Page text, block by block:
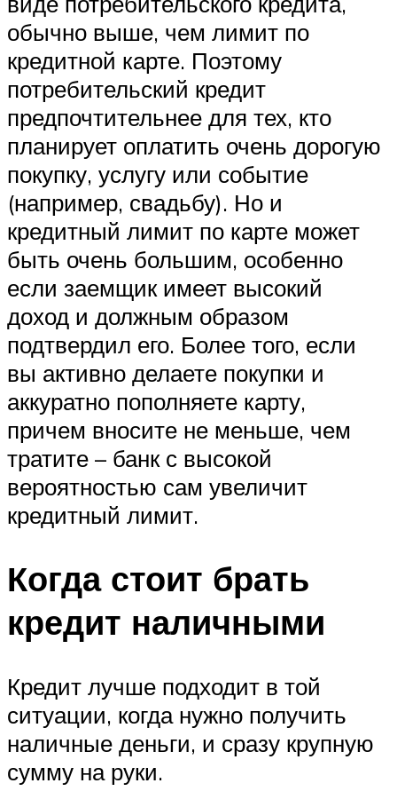
обычно выше, чем лимит по
кредитной карте. Поэтому
потребительский кредит
предпочтительнее для тех, кто
планирует оплатить очень дорогую
покупку, услугу или событие
(например, свадьбу). Но и
кредитный лимит по карте может
быть очень большим, особенно
если заемщик имеет высокий
доход и должным образом
подтвердил его. Более того, если
вы активно делаете покупки и
аккуратно пополняете карту,
причем вносите не меньше, чем
тратите – банк с высокой
вероятностью сам увеличит
кредитный лимит.
Когда стоит брать
кредит наличными
Кредит лучше подходит в той
ситуации, когда нужно получить
наличные деньги, и сразу крупную
сумму на руки.